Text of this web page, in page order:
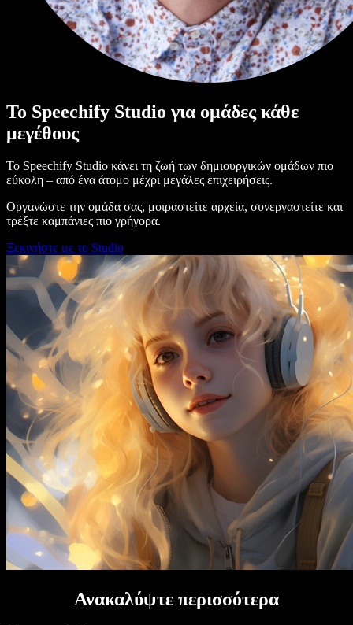
Το Speechify Studio για ομάδες κάθε
μεγέθους
Το Speechify Studio κάνει τη ζωή των δημιουργικών ομάδων πιο
εύκολη – από ένα άτομο μέχρι μεγάλες επιχειρήσεις.
Οργανώστε την ομάδα σας, μοιραστείτε αρχεία, συνεργαστείτε και
τρέξτε καμπάνιες πιο γρήγορα.
Ξεκινήστε με το Studio
Ανακαλύψτε περισσότερα